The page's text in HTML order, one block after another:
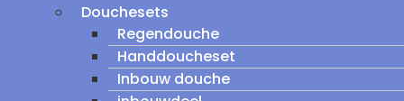
Douchesets
Regendouche
Handdoucheset
Inbouw douche